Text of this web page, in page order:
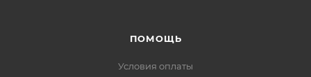
ПОМОЩЬ
Условия оплаты